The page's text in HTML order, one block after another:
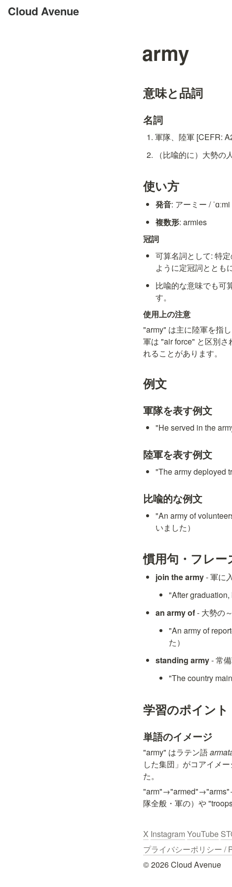
Cloud Avenue
army
意味と品詞
名詞
軍隊、陸軍 [CEFR:
（比喩的に）大勢
使い方
発音: アーミー / ˈɑːmi
複数形: armies
冠詞
可算名詞として: 特
ように定冠詞ととも
比喩的な意味でも可
す。
使用上の注意
"army" は主に陸軍を指
軍は "air force" と区別
れることがあります。
例文
軍隊を表す例文
"He served in the
陸軍を表す例文
"The army deployed
比喩的な例文
"An army of
いました）
慣用句・フレー
join the army - 軍に
"After
an army of - 大勢の
"An army of
た）
standing army - 常
"The country
学習のポイント
単語のイメージ
"army" はラテン語
した集団」がコアイメ
た。
隊全般・軍の）や
X Instagram YouTube
プライバシーポリシー /
© 2026 Cloud Avenue